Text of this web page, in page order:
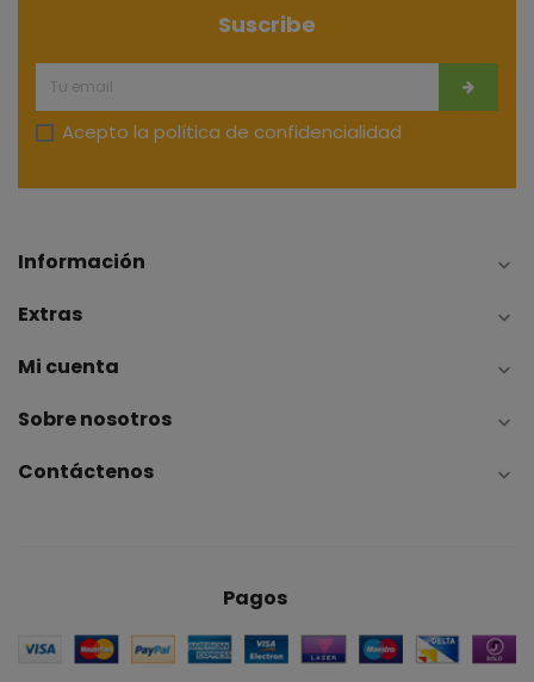
Suscribe
Acepto la política de confidencialidad
Información 
Extras 
Mi cuenta 
Sobre nosotros 
Contáctenos 
Pagos